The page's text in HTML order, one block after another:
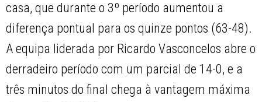
casa, que durante o 3º período aumentou a
diferença pontual para os quinze pontos (63-48).
A equipa liderada por Ricardo Vasconcelos abre o
derradeiro período com um parcial de 14-0, e a
três minutos do final chega à vantagem máxima